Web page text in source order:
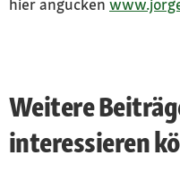
Weitere
interessieren